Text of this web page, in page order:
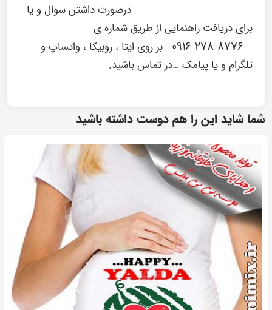
درصورت داشتن سوال و یا
برای دریافت راهنمایی از طریق شماره ی
۸۷۷۶ ۲۷۸ ۰۹۱۶
بر روی ایتا ، روبیکا ، واتساپ و
تلگرام و یا پیامک …در تماس باشید.
شما شاید این را هم دوست داشته باشید